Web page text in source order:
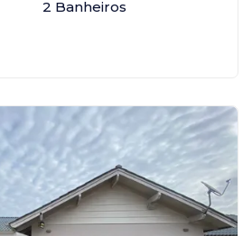
2 Banheiros